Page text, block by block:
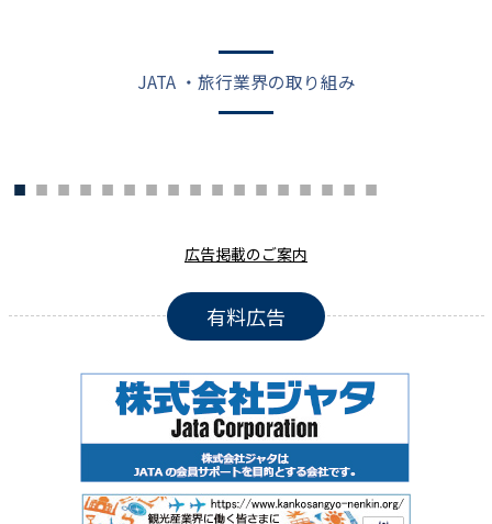
JATA ・旅行業界の取り組み
広告掲載のご案内
有料広告